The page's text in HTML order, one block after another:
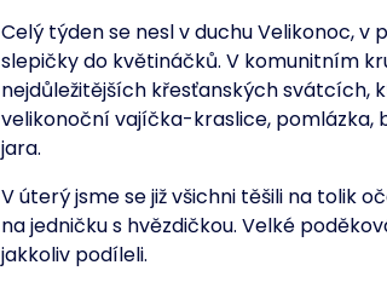
Celý týden se nesl v duchu Velikonoc,
slepičky do květináčků. V komunitním
nejdůležitějších křesťanských svátcích,
velikonoční vajíčka-kraslice, pomlázka,
jara.
V úterý jsme se již všichni těšili na tolik
na jedničku s hvězdičkou. Velké
jakkoliv podíleli.